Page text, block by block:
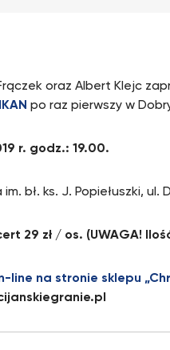
oraz Albert Klejc
po raz pierwszy w
r. godz.: 19.00.
im. bł. ks. J. Popiełuszki, ul.
29 zł / os. (UWAGA!
line na stronie sklepu